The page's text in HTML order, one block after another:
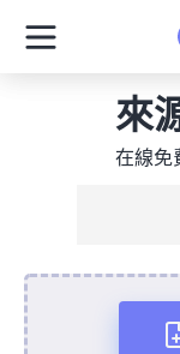
來
在線免